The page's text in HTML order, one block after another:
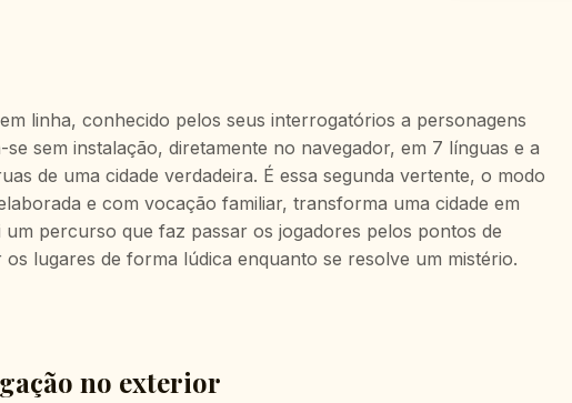
linha, conhecido pelos seus interrogatórios a personagens
sem instalação, diretamente no navegador, em 7 línguas e a
de uma cidade verdadeira. É essa segunda vertente, o modo
e com vocação familiar, transforma uma cidade em
percurso que faz passar os jogadores pelos pontos de
lugares de forma lúdica enquanto se resolve um mistério.
no exterior